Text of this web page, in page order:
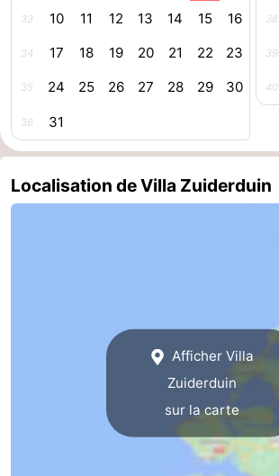
Schouwen
Nature
Oranjezon
-
Oostkapelle
-
33 10 11 12 13 14 15 16
34 17 18 19 20 21 22 23
35 24 25 26 27 28 29 30
36 31
38
39
40
Localisation de Villa Zuiderduin
Afficher Villa
Zuiderduin
sur la carte